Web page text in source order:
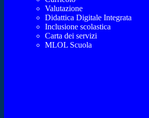
Valutazione
Didattica Digitale Integrata
Inclusione scolastica
Carta dei servizi
MLOL Scuola